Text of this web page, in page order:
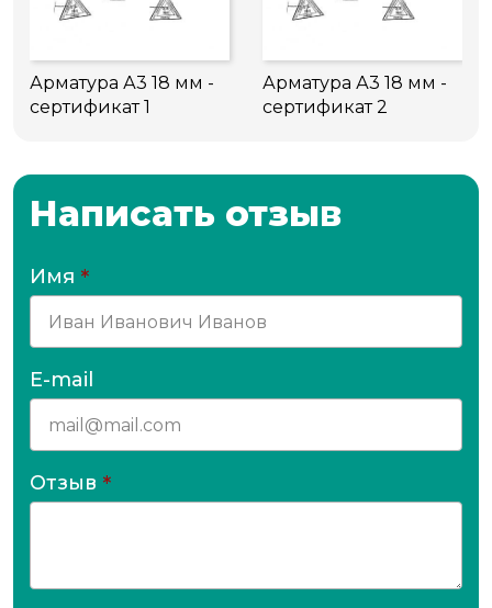
Арматура А3 18 мм -
сертификат 1
Арматура А3 18 мм -
сертификат 2
Написать отзыв
Имя *
E-mail
Отзыв *